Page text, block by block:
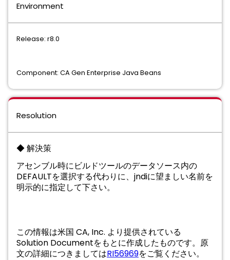
Environment
Release: r8.0
Component: CA Gen Enterprise Java Beans
Resolution
◆ 解決策
アセンブル時にビルドツールのデータソース内の
DEFAULTを選択する代わりに、jndiに望ましい名前を
明示的に指定して下さい。
この情報は米国 CA, Inc. より提供されている
Solution Documentをもとに作成したものです。原
文の詳細につきましてはRI56969をご覧ください。